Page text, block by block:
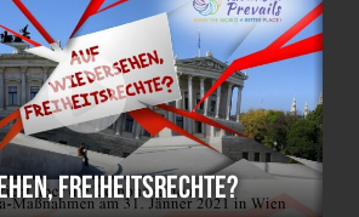
Freiheitsrechte?